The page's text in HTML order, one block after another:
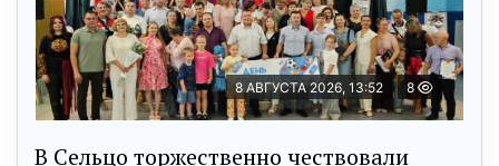
8 АВГУСТА 2026, 13:52 8
В Сельцо торжественно чествовали